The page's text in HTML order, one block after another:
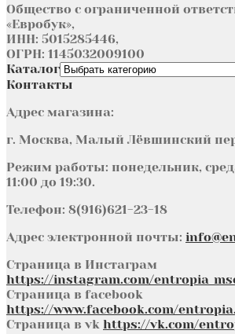
Общество с ограниченной
«Евробук»,
ИНН: 5015285446,
ОГРН: 1145032009100
Каталог
Контакты
Адрес магазина:
г. Москва, Малый Лёвшинский
Режим работы: понедельник,
11:00 до 19:30.
Телефон: 8(916)621-23-18
Адрес электронной почты:
Страница в Инстаграм
https://instagram.com/
Страница в facebook
https://www.facebook.com/
Страница в vk https://vk.com/